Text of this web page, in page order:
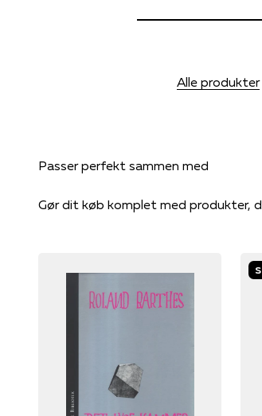
Alle produkter
Gør dit køb komplet med produkter,